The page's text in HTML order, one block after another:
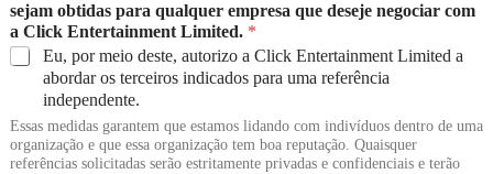
sejam obtidas para qualquer empresa que deseje negociar com
a Click Entertainment Limited. *
Eu, por meio deste, autorizo ​​a Click Entertainment Limited a
abordar os terceiros indicados para uma referência
independente.
Essas medidas garantem que estamos lidando com indivíduos dentro de uma
organização e que essa organização tem boa reputação. Quaisquer
referências solicitadas serão estritamente privadas e confidenciais e terão